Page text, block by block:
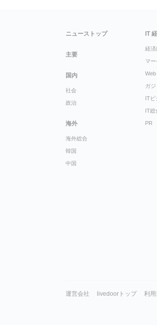
ニューストップ
主要
国内
社会
政治
海外
海外総合
韓国
中国
IT
経済
マー
Web
ガジ
ITビ
IT総
PR
運営会社 livedoorトップ 利用